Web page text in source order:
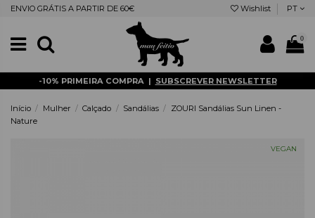
ENVIO GRÁTIS A PARTIR DE 60€ Wishlist PT
0
-10% PRIMEIRA COMPRA | SUBSCREVER NEWSLETTER
Início Mulher Calçado Sandálias
ZOURI Sandálias Sun Linen -
Nature
VEGAN